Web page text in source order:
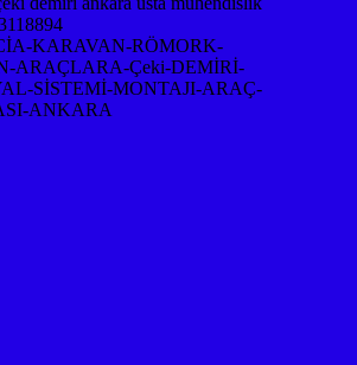
KARAVAN-RÖMORK-
ARAÇLARA-Çeki-DEMİRİ-
SİSTEMİ-MONTAJI-ARAÇ-
ANKARA